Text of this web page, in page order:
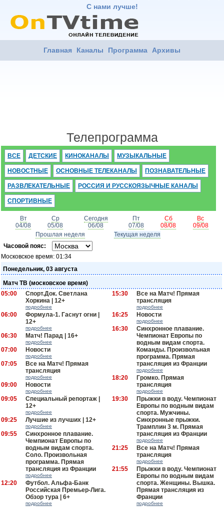
С нами лучше!
Главная Каналы Программа Архивы
Телепрограмма
ВСЕ ДЕТСКИЕ КИНОКАНАЛЫ МУЗЫКАЛЬНЫЕ
НОВОСТНЫЕ ОСНОВНЫЕ ТЕЛЕКАНАЛЫ ПОЗНАВАТЕЛЬНЫЕ
РАЗВЛЕКАТЕЛЬНЫЕ РОССИЯ И РУССКОЯЗЫЧНЫЕ КАНАЛЫ
СПОРТИВНЫЕ
Вт
04/08
Ср
05/08
Сегодня
06/08
Пт
07/08
Сб
08/08
Вс
09/08
Прошлая неделя
Текущая неделя
Часовой пояс:
Московское время: 01:34
Понедельник, 03 августа
Матч ТВ (московское время)
05:00
Спорт.Док. Светлана
Хоркина | 12+
подробнее
06:00
Формула-1. Гаснут огни |
12+
подробнее
06:30 Матч! Парад | 16+
подробнее
07:00 Новости
подробнее
07:05
Все на Матч! Прямая
трансляция
подробнее
09:00 Новости
подробнее
09:05
Специальный репортаж |
12+
подробнее
09:25 Лучшие из лучших | 12+
подробнее
09:55
Синхронное плавание.
Чемпионат Европы по
водным видам спорта.
Соло. Произвольная
программа. Прямая
трансляция из Франции
подробнее
12:20
Футбол. Альфа-Банк
Российская Премьер-Лига.
Обзор тура | 6+
подробнее
15:30
Все на Матч! Прямая
трансляция
подробнее
16:25 Новости
подробнее
16:30
Синхронное плавание.
Чемпионат Европы по
водным видам спорта.
Команды. Произвольная
программа. Прямая
трансляция из Франции
подробнее
18:20
Громко. Прямая
трансляция
подробнее
19:30
Прыжки в воду. Чемпионат
Европы по водным видам
спорта. Мужчины.
Синхронные прыжки.
Трамплин 3 м. Прямая
трансляция из Франции
подробнее
21:25
Все на Матч! Прямая
трансляция
подробнее
21:55
Прыжки в воду. Чемпионат
Европы по водным видам
спорта. Женщины. Вышка.
Прямая трансляция из
Франции
подробнее